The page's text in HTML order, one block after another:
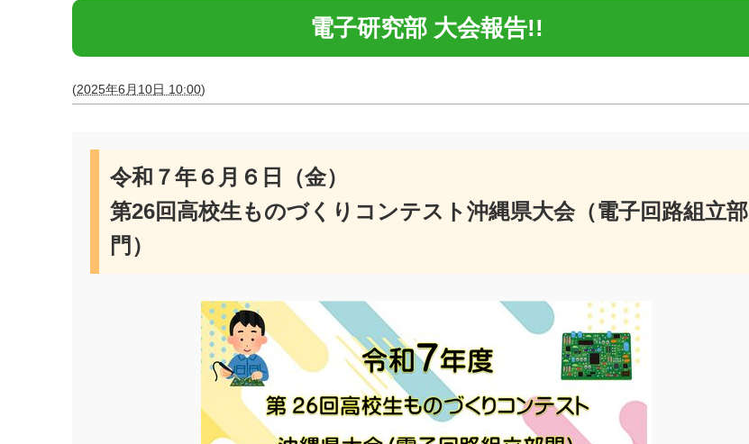
電子研究部 大会報告!!
(2025年6月10日 10:00)
令和７年６月６日（金）
第26回高校生ものづくりコンテスト沖縄県大会（電子回路組立部
門）